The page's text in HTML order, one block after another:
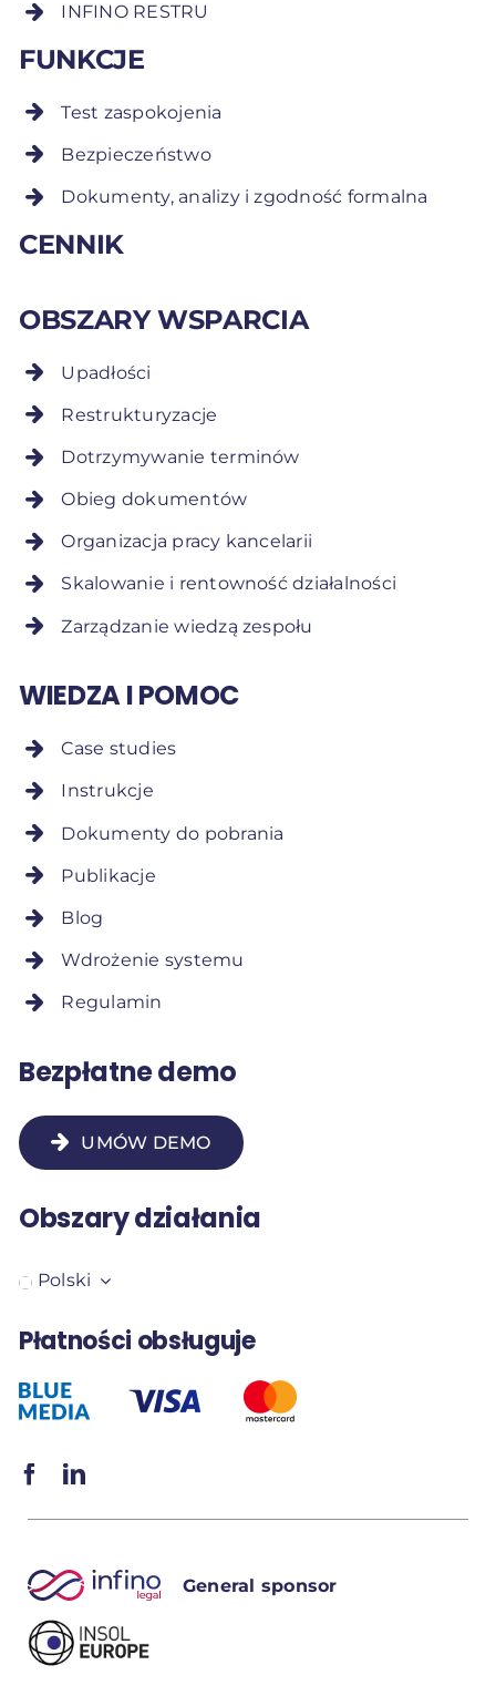
INFINO RESTRU
FUNKCJE
Test zaspokojenia
Bezpieczeństwo
Dokumenty, analizy i zgodność formalna
CENNIK
OBSZARY WSPARCIA
Upadłości
Restrukturyzacje
Dotrzymywanie terminów
Obieg dokumentów
Organizacja pracy kancelarii
Skalowanie i rentowność działalności
Zarządzanie wiedzą zespołu
WIEDZA I POMOC
Case studies
Instrukcje
Dokumenty do pobrania
Publikacje
Blog
Wdrożenie systemu
Regulamin
Bezpłatne demo
UMÓW DEMO
Obszary działania
Polski
Płatności obsługuje
General sponsor